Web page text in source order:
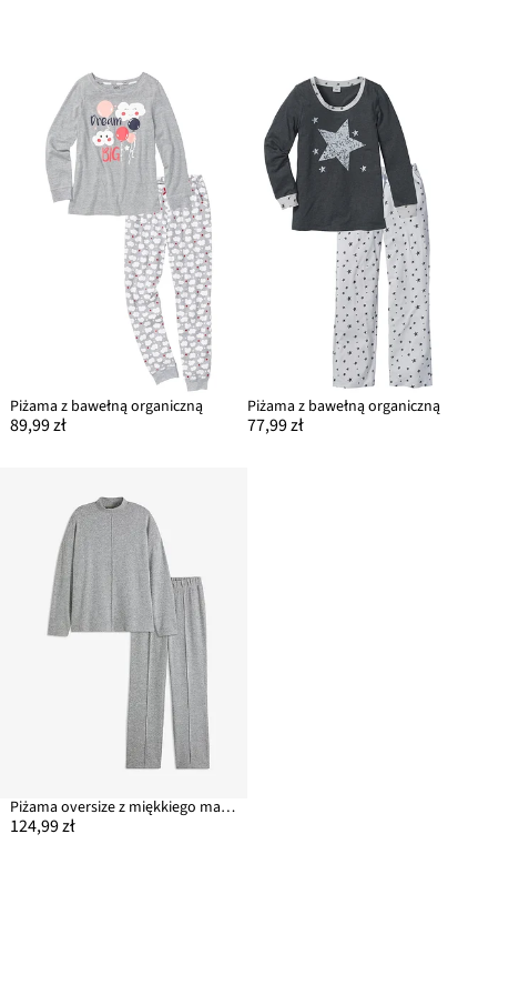
Piżama z bawełną organiczną
89,99 zł
Piżama z bawełną organiczną
77,99 zł
Piżama oversize z miękkiego materiału
124,99 zł